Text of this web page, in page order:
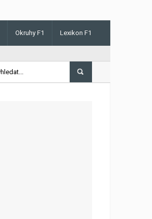
Okruhy F1 Lexikon F1
kvalifikaci